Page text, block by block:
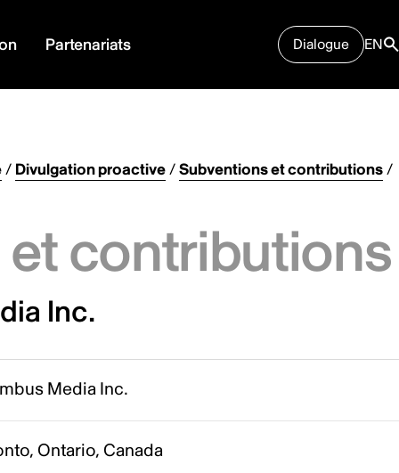
Partenariats Dialogue EN
/ Divulgation proactive/Subventions et contributions/
contributions
Inc.
Media Inc.
Ontario, Canada